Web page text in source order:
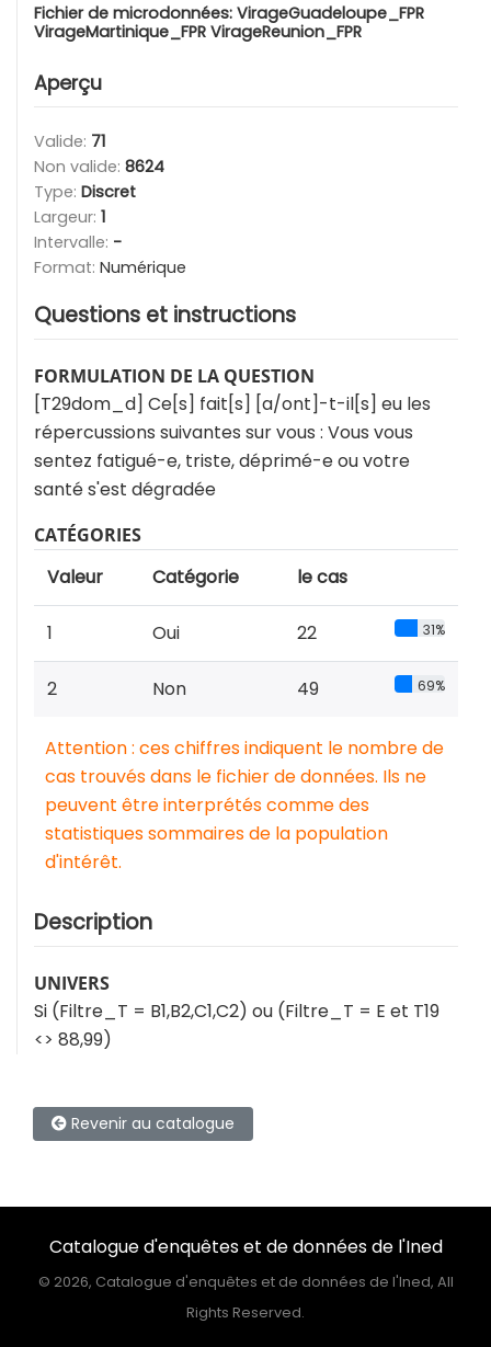
Fichier de microdonnées: VirageGuadeloupe_FPR
VirageMartinique_FPR VirageReunion_FPR
Aperçu
Valide: 71
Non valide: 8624
Type: Discret
Largeur: 1
Intervalle: -
Format: Numérique
Questions et instructions
FORMULATION DE LA QUESTION
[T29dom_d] Ce[s] fait[s] [a/ont]-t-il[s] eu les
répercussions suivantes sur vous : Vous vous
sentez fatigué-e, triste, déprimé-e ou votre
santé s'est dégradée
CATÉGORIES
Valeur Catégorie le cas
1 Oui 22 31%
2 Non 49 69%
Attention : ces chiffres indiquent le nombre de
cas trouvés dans le fichier de données. Ils ne
peuvent être interprétés comme des
statistiques sommaires de la population
d'intérêt.
Description
UNIVERS
Si (Filtre_T = B1,B2,C1,C2) ou (Filtre_T = E et T19
<> 88,99)
Revenir au catalogue
Catalogue d'enquêtes et de données de l'Ined
© 2026, Catalogue d'enquêtes et de données de l'Ined, All
Rights Reserved.